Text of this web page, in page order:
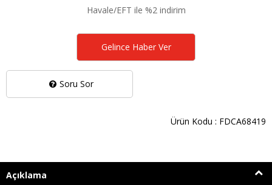
Soru Sor
Havale/EFT ile %2 indirim
Ürün Kodu : FDCA68419
Gelince Haber Ver
Açıklama